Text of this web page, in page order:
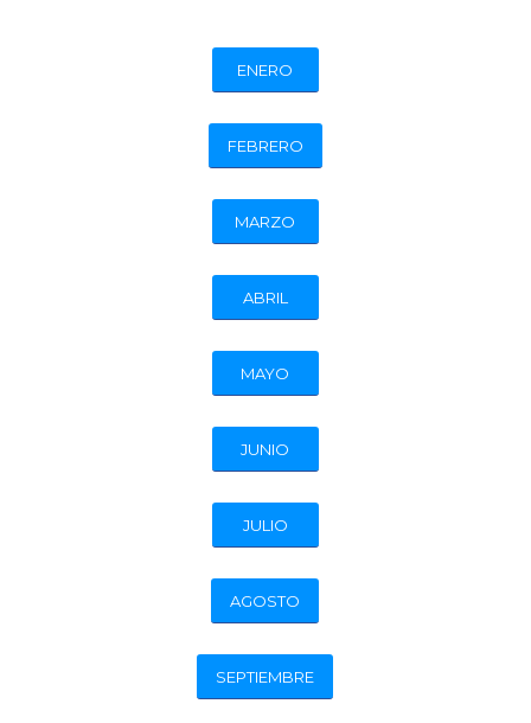
ENERO
FEBRERO
MARZO
ABRIL
MAYO
JUNIO
JULIO
AGOSTO
SEPTIEMBRE